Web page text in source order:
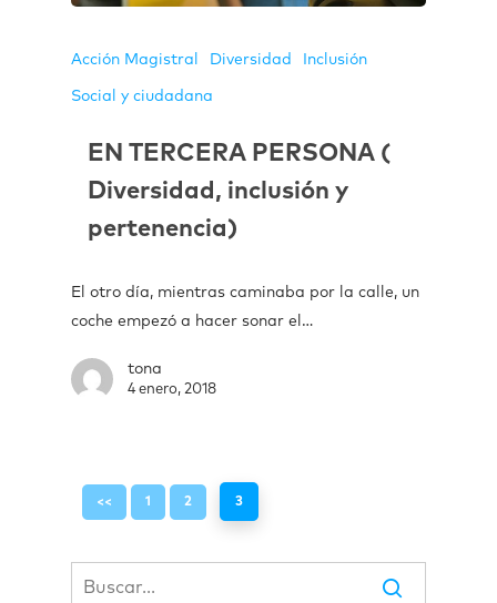
Acción Magistral Diversidad Inclusión
Social y ciudadana
EN TERCERA PERSONA (
Diversidad, inclusión y
pertenencia)
El otro día, mientras caminaba por la calle, un
coche empezó a hacer sonar el…
tona
4 enero, 2018
<< 1 2 3